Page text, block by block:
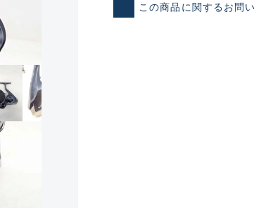
新古品（メーカー問屋から
この商品に関するお問